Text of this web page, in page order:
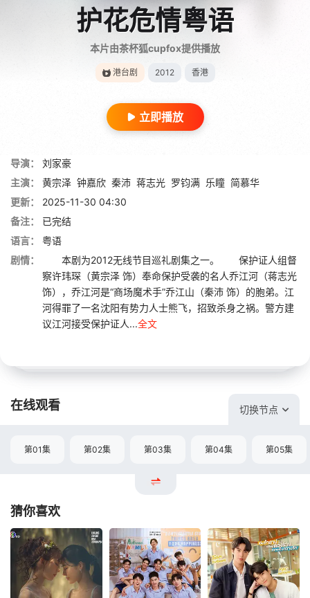
护花危情粤语
本片由茶杯狐cupfox提供播放
港台剧 2012 香港
立即播放
导演：
刘家豪
主演：
黄宗泽 钟嘉欣 秦沛 蒋志光 罗钧满 乐瞳 简慕华
更新：
2025-11-30 04:30
备注：
已完结
语言：
粤语
剧情：
本剧为2012无线节目巡礼剧集之一。 保护证人组督
察许玮琛（黄宗泽 饰）奉命保护受袭的名人乔江河（蒋志光
饰），乔江河是“商场魔术手”乔江山（秦沛 饰）的胞弟。江
河得罪了一名沈阳有势力人士熊飞，招致杀身之祸。警方建
议江河接受保护证人...全文
在线观看 切换节点
第01集 第02集 第03集 第04集 第05集
猜你喜欢